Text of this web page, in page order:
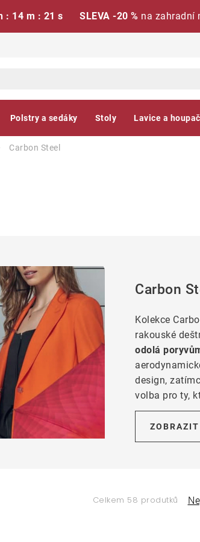
: 14 m : 20 s SLEVA -20 % na zahradní
Polstry a sedáky Stoly Lavice a
Carbon Steel
Carbon
Kolekce
rakouské
odolá
design,
volba pro ty,
Celkem 58 produtků
Ř